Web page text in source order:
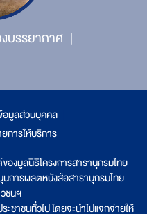
บรรยากาศ
อมูลส่วนบุคคล
การให้บริการ
องมูลนิธิโครงการสารานุกรมไทย
นการผลิตหนังสือสารานุกรมไทย
ชนฯ
ะชาชนทั่วไป โดยจะนำไปแจกจ่ายให้